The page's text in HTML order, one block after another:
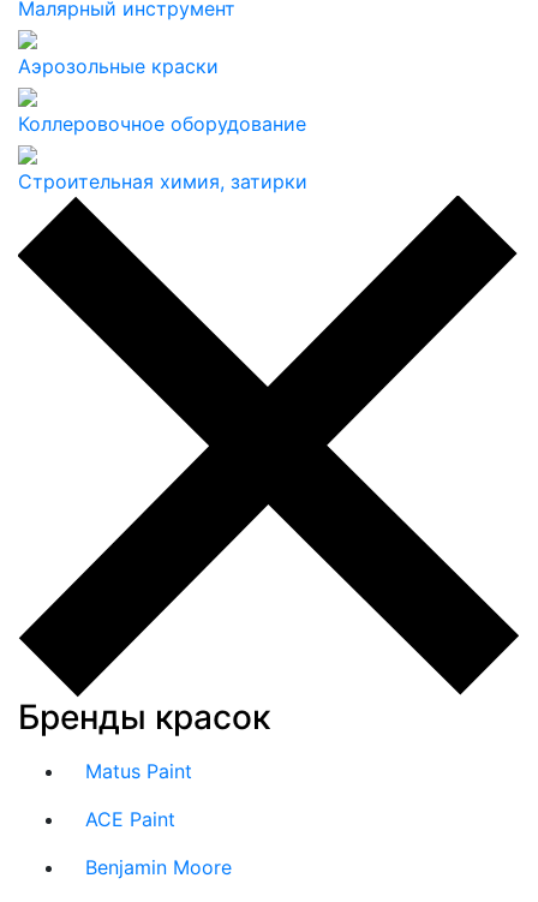
Малярный инструмент
Аэрозольные краски
Коллеровочное оборудование
Строительная химия, затирки
Бренды красок
Matus Paint
ACE Paint
Benjamin Moore